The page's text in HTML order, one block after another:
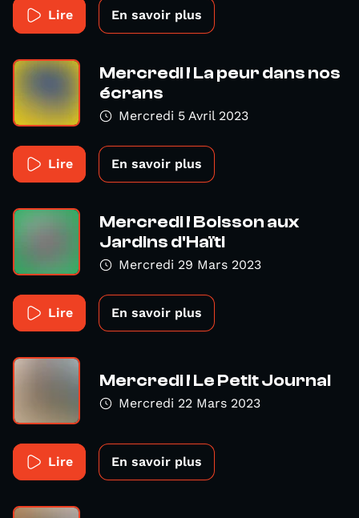
Lire En savoir plus
Mercredi ! La peur dans nos
écrans
Mercredi 5 Avril 2023
Lire En savoir plus
Mercredi ! Boisson aux
Jardins d'Haïti
Mercredi 29 Mars 2023
Lire En savoir plus
Mercredi ! Le Petit Journal
Mercredi 22 Mars 2023
Lire En savoir plus